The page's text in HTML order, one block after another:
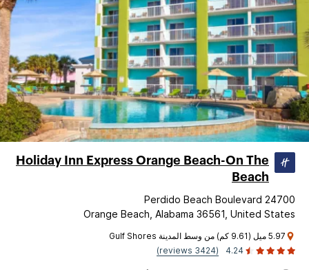
Holiday Inn Express Orange Beach-On The
Beach
24700 Perdido Beach Boulevard
Orange Beach, Alabama 36561, United States
5.97 ميل (9.61 كم) من وسط المدينة Gulf Shores
4.24
(3424 reviews)